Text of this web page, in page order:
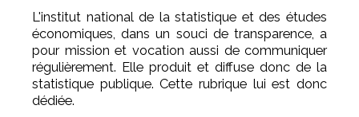
L'institut national de la statistique et des études
économiques, dans un souci de transparence, a
pour mission et vocation aussi de communiquer
régulièrement. Elle produit et diffuse donc de la
statistique publique. Cette rubrique lui est donc
dédiée.